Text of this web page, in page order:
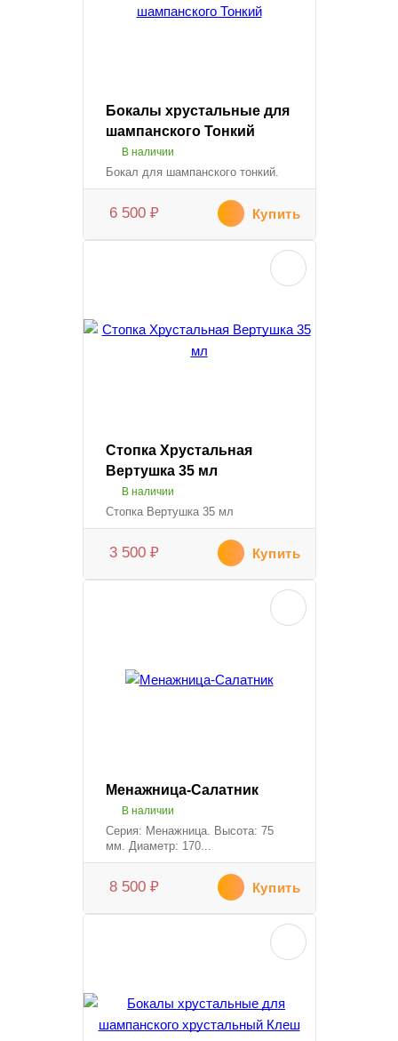
Бокалы хрустальные для
шампанского Тонкий
В наличии
Бокал для шампанского тонкий.
6 500 ₽ Купить
Стопка Хрустальная
Вертушка 35 мл
В наличии
Стопка Вертушка 35 мл
3 500 ₽ Купить
Менажница-Салатник
В наличии
Серия: Менажница. Высота: 75
мм. Диаметр: 170...
8 500 ₽ Купить